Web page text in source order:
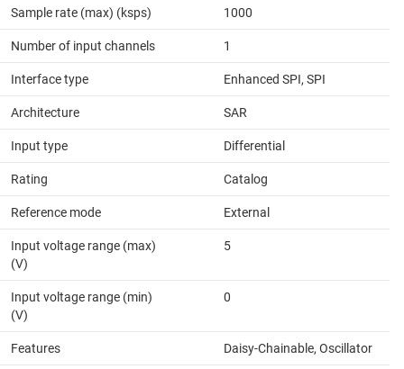
Sample rate (max) (ksps) 1000
Number of input channels 1
Interface type Enhanced SPI, SPI
Architecture SAR
Input type Differential
Rating Catalog
Reference mode External
Input voltage range (max)
(V)
5
Input voltage range (min)
(V)
0
Features Daisy-Chainable, Oscillator